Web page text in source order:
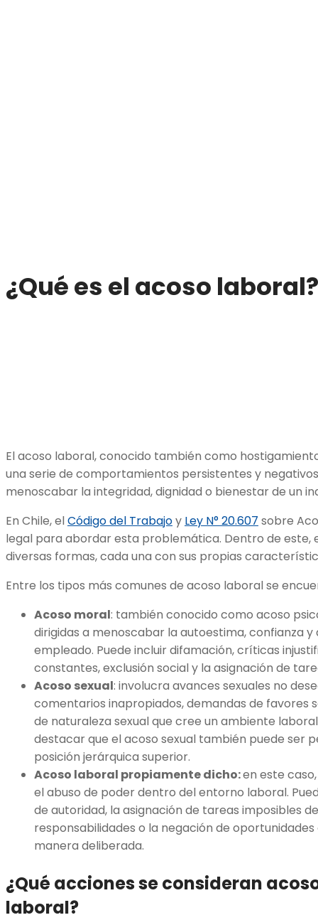
¿Qué es el acoso laboral?
El acoso laboral, conocido también como
una serie de comportamientos persistentes y
menoscabar la integridad, dignidad o bienestar de un
En Chile, elCódigo del Trabajoy Ley N° 20.607 sobre
legal para abordar esta problemática. Dentro de este,
diversas formas, cada una con sus propias
Entre los tipos más comunes de acoso laboral se
Acoso moral: también conocido como acoso
dirigidas a menoscabar la autoestima, confianza
empleado. Puede incluir difamación, críticas
constantes, exclusión social y la asignación de
Acoso sexual: involucra avances sexuales no
comentarios inapropiados, demandas de favores
de naturaleza sexual que cree un ambiente
destacar que el acoso sexual también puede ser
posición jerárquica superior.
Acoso laboral propiamente dicho:en este
el abuso de poder dentro del entorno laboral.
de autoridad, la asignación de tareas imposibles
responsabilidades o la negación de
manera deliberada.
¿Qué acciones se consideran
laboral?